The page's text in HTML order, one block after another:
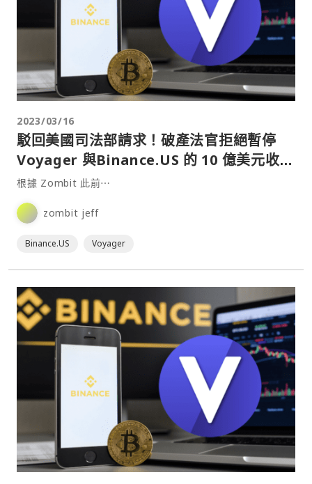
2023/03/16
駁回美國司法部請求！破產法官拒絕暫停
Voyager 與Binance.US 的 10 億美元收購
案
根據 Zombit 此前⋯
zombit jeff
Binance.US Voyager